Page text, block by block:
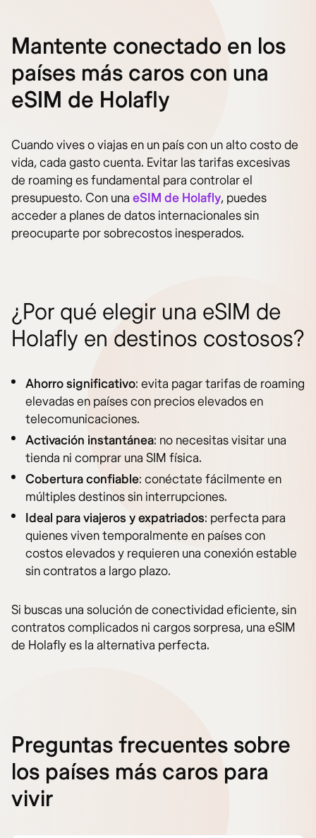
Mantente conectado en los
países más caros con una
eSIM de Holafly
Cuando vives o viajas en un país con un alto costo de
vida, cada gasto cuenta. Evitar las tarifas excesivas
de roaming es fundamental para controlar el
presupuesto. Con una eSIM de Holafly, puedes
acceder a planes de datos internacionales sin
preocuparte por sobrecostos inesperados.
¿Por qué elegir una eSIM de
Holafly en destinos costosos?
Ahorro significativo: evita pagar tarifas de roaming
elevadas en países con precios elevados en
telecomunicaciones.
Activación instantánea: no necesitas visitar una
tienda ni comprar una SIM física.
Cobertura confiable: conéctate fácilmente en
múltiples destinos sin interrupciones.
Ideal para viajeros y expatriados: perfecta para
quienes viven temporalmente en países con
costos elevados y requieren una conexión estable
sin contratos a largo plazo.
Si buscas una solución de conectividad eficiente, sin
contratos complicados ni cargos sorpresa, una eSIM
de Holafly es la alternativa perfecta.
Preguntas frecuentes sobre
los países más caros para
vivir